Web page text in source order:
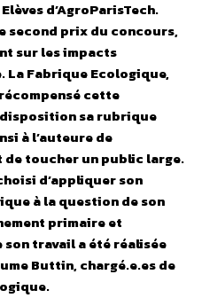
d’AgroParisTech.
second prix du concours,
sur les impacts
La Fabrique Ecologique,
cette
sa rubrique
à l’auteure de
toucher un public large.
d’appliquer son
à la question de son
primaire et
son travail a été réalisée
Buttin, chargé.e.es de